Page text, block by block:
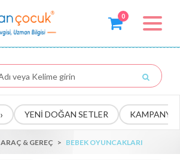
Toggle
0
› YENİ DOĞAN SETLER
ARAÇ & GEREÇ > BEBEK OYUNCAKLARI